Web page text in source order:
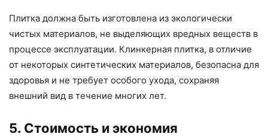
Плитка должна быть изготовлена из экологически
чистых материалов, не выделяющих вредных веществ в
процессе эксплуатации. Клинкерная плитка, в отличие
от некоторых синтетических материалов, безопасна для
здоровья и не требует особого ухода, сохраняя
внешний вид в течение многих лет.
5. Стоимость и экономия